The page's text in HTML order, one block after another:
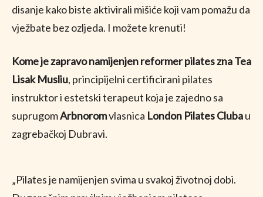
disanje kako biste aktivirali mišiće koji vam pomažu da
vježbate bez ozljeda. I možete krenuti!
Kome je zapravo namijenjen reformer pilateszna Tea
Lisak Musliu, principijelni certificirani pilates
instruktor i estetski terapeut koja je zajedno sa
suprugomArbnoromvlasnica London Pilates Clubau
zagrebačkoj Dubravi.
„Pilates je namijenjen svima u svakoj životnoj dobi.